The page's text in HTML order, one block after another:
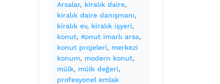
Arsalar, kiralık daire
kiralık daire danışmanı
kiralık ev, kiralık işyeri
konut, Konut imarlı arsa
konut projeleri, merkezi
konum, modern konut
mülk, mülk değeri
profesyonel emlak